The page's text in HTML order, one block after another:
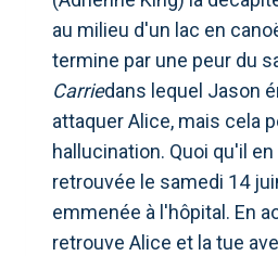
au milieu d'un lac en
termine par une peur du
Carriedans lequel Jason
attaquer Alice, mais cela
hallucination. Quoi qu'il
retrouvée le samedi 14
emmenée à l'hôpital. En
retrouve Alice et la tue